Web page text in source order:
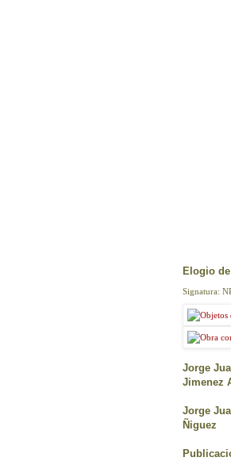
Elogio
Signatura:
Jorge
Jimenez
Jorge
Ñiguez